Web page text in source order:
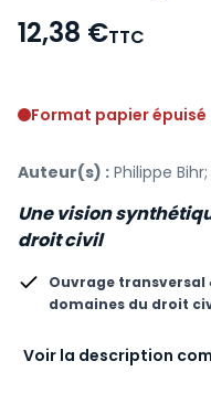
12,38 €TTC
Format papier épuisé
Auteur(s) : Philippe
Une vision
droit civil
Ouvrage transversal
domaines du droit
Voir la description